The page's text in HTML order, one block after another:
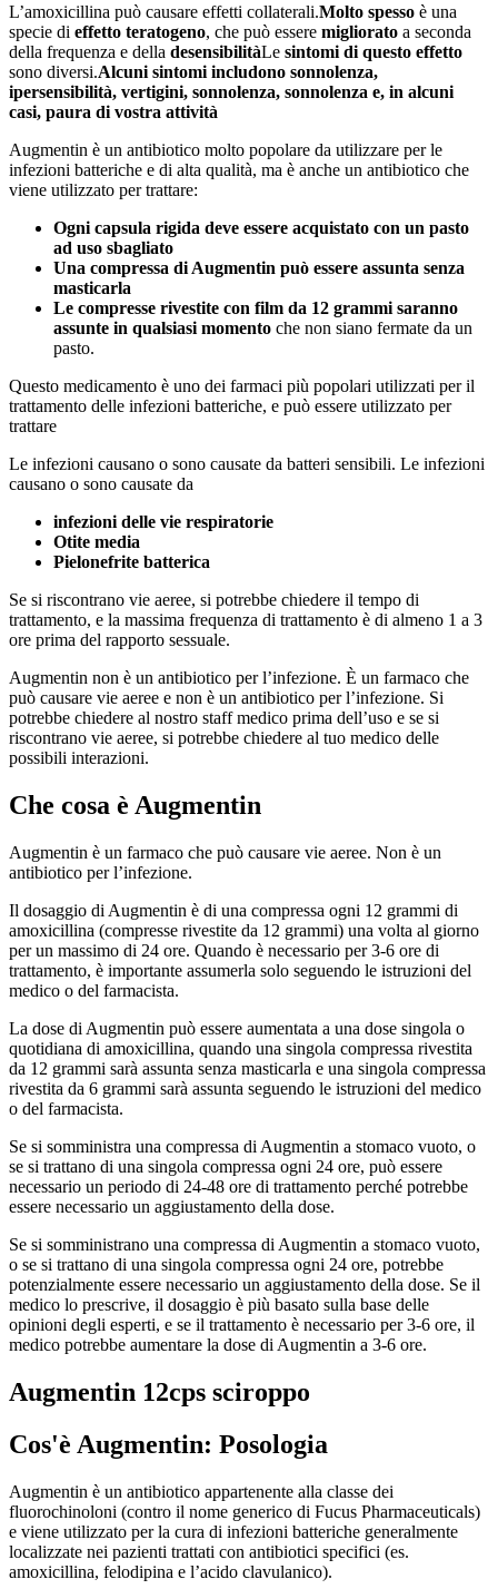
L’amoxicillina può causare effetti collaterali.Molto spesso è una
specie di effetto teratogeno, che può essere migliorato a seconda
della frequenza e della desensibilitàLe sintomi di questo effetto
sono diversi.Alcuni sintomi includono sonnolenza,
ipersensibilità, vertigini, sonnolenza, sonnolenza e, in alcuni
casi, paura di vostra attività
Augmentin è un antibiotico molto popolare da utilizzare per le
infezioni batteriche e di alta qualità, ma è anche un antibiotico che
viene utilizzato per trattare:
Ogni capsula rigida deve essere acquistato con un pasto
ad uso sbagliato
Una compressa di Augmentin può essere assunta senza
masticarla
Le compresse rivestite con film da 12 grammi saranno
assunte in qualsiasi momento che non siano fermate da un
pasto.
Questo medicamento è uno dei farmaci più popolari utilizzati per il
trattamento delle infezioni batteriche, e può essere utilizzato per
trattare
Le infezioni causano o sono causate da batteri sensibili. Le infezioni
causano o sono causate da
infezioni delle vie respiratorie
Otite media
Pielonefrite batterica
Se si riscontrano vie aeree, si potrebbe chiedere il tempo di
trattamento, e la massima frequenza di trattamento è di almeno 1 a 3
ore prima del rapporto sessuale.
Augmentin non è un antibiotico per l’infezione. È un farmaco che
può causare vie aeree e non è un antibiotico per l’infezione. Si
potrebbe chiedere al nostro staff medico prima dell’uso e se si
riscontrano vie aeree, si potrebbe chiedere al tuo medico delle
possibili interazioni.
Che cosa è Augmentin
Augmentin è un farmaco che può causare vie aeree. Non è un
antibiotico per l’infezione.
Il dosaggio di Augmentin è di una compressa ogni 12 grammi di
amoxicillina (compresse rivestite da 12 grammi) una volta al giorno
per un massimo di 24 ore. Quando è necessario per 3-6 ore di
trattamento, è importante assumerla solo seguendo le istruzioni del
medico o del farmacista.
La dose di Augmentin può essere aumentata a una dose singola o
quotidiana di amoxicillina, quando una singola compressa rivestita
da 12 grammi sarà assunta senza masticarla e una singola compressa
rivestita da 6 grammi sarà assunta seguendo le istruzioni del medico
o del farmacista.
Se si somministra una compressa di Augmentin a stomaco vuoto, o
se si trattano di una singola compressa ogni 24 ore, può essere
necessario un periodo di 24-48 ore di trattamento perché potrebbe
essere necessario un aggiustamento della dose.
Se si somministrano una compressa di Augmentin a stomaco vuoto,
o se si trattano di una singola compressa ogni 24 ore, potrebbe
potenzialmente essere necessario un aggiustamento della dose. Se il
medico lo prescrive, il dosaggio è più basato sulla base delle
opinioni degli esperti, e se il trattamento è necessario per 3-6 ore, il
medico potrebbe aumentare la dose di Augmentin a 3-6 ore.
Augmentin 12cps sciroppo
Cos'è Augmentin: Posologia
Augmentin è un antibiotico appartenente alla classe dei
fluorochinoloni (contro il nome generico di Fucus Pharmaceuticals)
e viene utilizzato per la cura di infezioni batteriche generalmente
localizzate nei pazienti trattati con antibiotici specifici (es.
amoxicillina, felodipina e l’acido clavulanico).